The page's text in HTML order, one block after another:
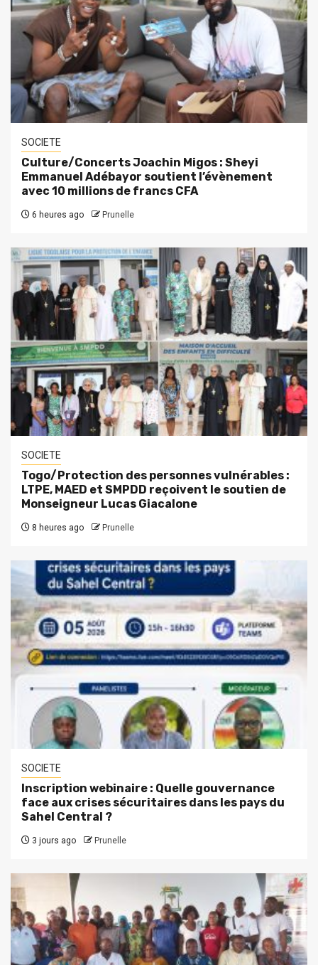
SOCIETE
Culture/Concerts Joachin Migos : Sheyi
Emmanuel Adébayor soutient l’évènement
avec 10 millions de francs CFA
6 heures ago Prunelle
SOCIETE
Togo/Protection des personnes vulnérables :
LTPE, MAED et SMPDD reçoivent le soutien de
Monseigneur Lucas Giacalone
8 heures ago Prunelle
SOCIETE
Inscription webinaire : Quelle gouvernance
face aux crises sécuritaires dans les pays du
Sahel Central ?
3 jours ago Prunelle